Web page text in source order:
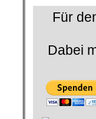
Für
Dabei